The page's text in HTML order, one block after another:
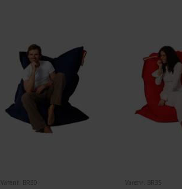
Varenr. BR30 Varenr. BR35